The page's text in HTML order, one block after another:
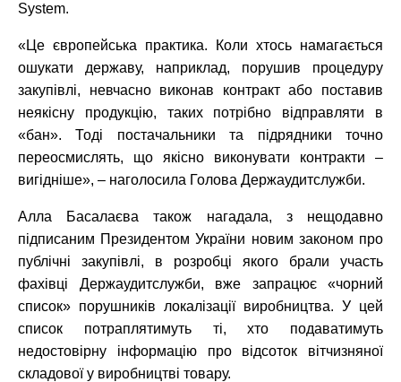
System.
«Це європейська практика. Коли хтось намагається
ошукати державу, наприклад, порушив процедуру
закупівлі, невчасно виконав контракт або поставив
неякісну продукцію, таких потрібно відправляти в
«бан». Тоді постачальники та підрядники точно
переосмислять, що якісно виконувати контракти –
вигідніше», – наголосила Голова Держаудитслужби.
Алла Басалаєва також нагадала, з нещодавно
підписаним Президентом України новим законом про
публічні закупівлі, в розробці якого брали участь
фахівці Держаудитслужби, вже запрацює «чорний
список» порушників локалізації виробництва. У цей
список потраплятимуть ті, хто подаватимуть
недостовірну інформацію про відсоток вітчизняної
складової у виробництві товару.